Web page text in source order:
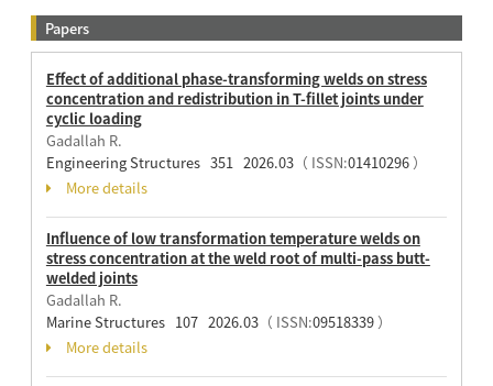
Papers
Effect of additional phase-transforming welds on stress
concentration and redistribution in T-fillet joints under
cyclic loading
Gadallah R.
Engineering Structures 351 2026.03（ ISSN:01410296）
More details
Influence of low transformation temperature welds on
stress concentration at the weld root of multi-pass butt-
welded joints
Gadallah R.
Marine Structures 107 2026.03（ ISSN:09518339）
More details